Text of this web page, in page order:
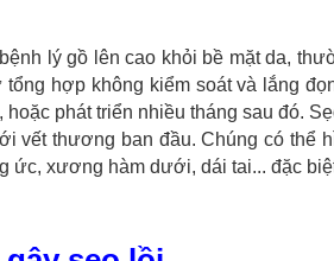
lý gồ lên cao khỏi bề mặt da,
tổng hợp không kiểm soát và lắng
phát triển nhiều tháng sau đó.
vết thương ban đầu. Chúng có thể
ức, xương hàm dưới, dái tai... đặc